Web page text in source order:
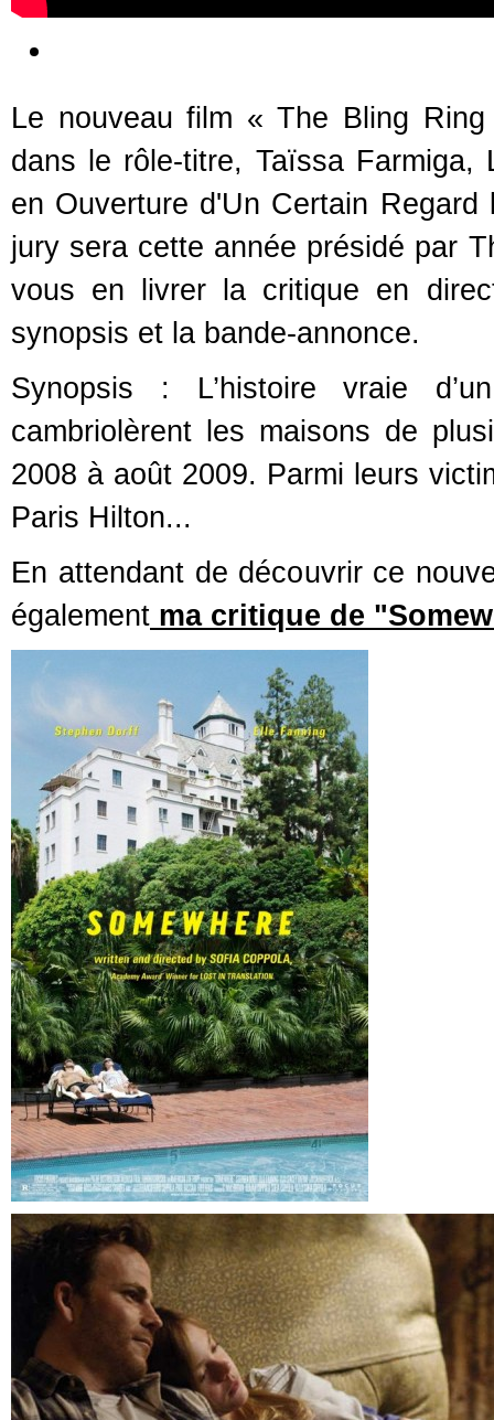
Le nouveau film « The Bling
dans le rôle-titre, Taïssa
en Ouverture d'Un Certain
jury sera cette année présidé par
vous en livrer la critique en
synopsis et la bande-annonce.
Synopsis : L’histoire vraie
cambriolèrent les maisons de
2008 à août 2009. Parmi leurs
Paris Hilton...
En attendant de découvrir ce
également ma critique de